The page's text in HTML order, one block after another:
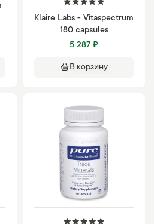
Klaire Labs - Vitaspectrum
180 capsules
5 287 ₽
В корзину